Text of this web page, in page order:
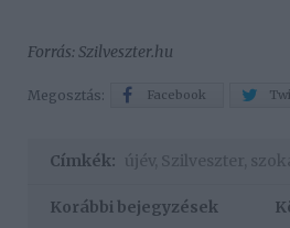
Forrás: Szilveszter.hu
Megosztás: Facebook
Címkék: újév, Szilveszter
Korábbi bejegyzések